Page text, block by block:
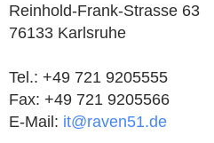
Reinhold-Frank-Strasse 63
76133 Karlsruhe
Tel.: +49 721 9205555
Fax: +49 721 9205566
E-Mail: it@raven51.de